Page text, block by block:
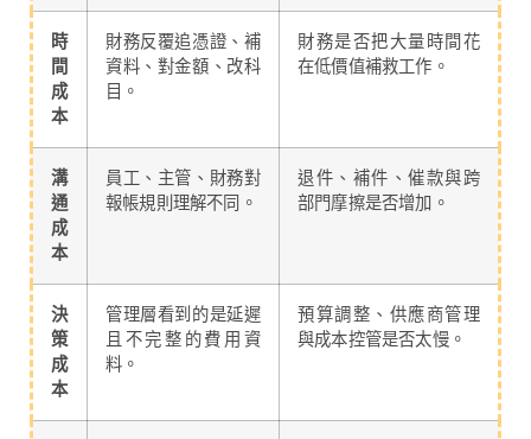
時
間
成
本
財務反覆追憑證、補
資料、對金額、改科
目。
財務是否把大量時間花
在低價值補救工作。
溝
通
成
本
員工、主管、財務對
報帳規則理解不同。
退件、補件、催款與跨
部門摩擦是否增加。
決
策
成
本
管理層看到的是延遲
且不完整的費用資
料。
預算調整、供應商管理
與成本控管是否太慢。